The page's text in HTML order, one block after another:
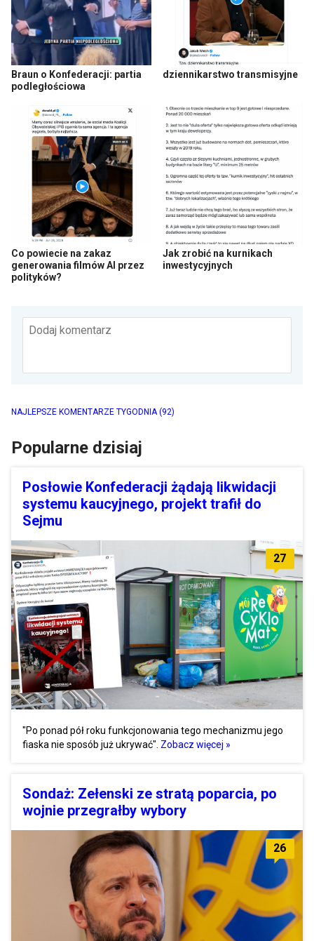
Braun o Konfederacji: partia
podległościowa
dziennikarstwo transmisyjne
Co powiecie na zakaz
generowania filmów AI przez
polityków?
Jak zrobić na kurnikach
inwestycyjnych
Dodaj komentarz
NAJLEPSZE KOMENTARZE TYGODNIA (92)
Popularne dzisiaj
Posłowie Konfederacji żądają likwidacji
systemu kaucyjnego, projekt trafił do
Sejmu
27
"Po ponad pół roku funkcjonowania tego mechanizmu jego
fiaska nie sposób już ukrywać". Zobacz więcej »
Sondaż: Zełenski ze stratą poparcia, po
wojnie przegrałby wybory
26